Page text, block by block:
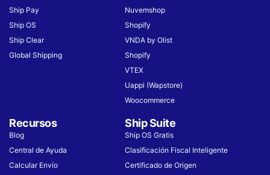
Ship Pay
Ship OS
Ship Clear
Global Shipping
Nuvemshop
Shopify
VNDA by Olist
Shopify
VTEX
Uappi (Wapstore)
Woocommerce
Recursos
Blog
Central de Ayuda
Calcular Envío
Ship Suite
Ship OS Gratis
Clasificación Fiscal Inteligente
Certificado de Origen